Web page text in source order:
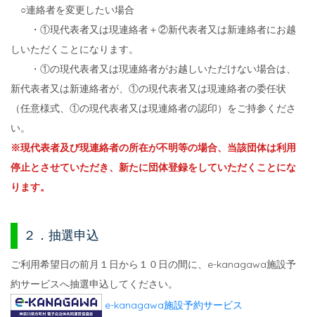
○連絡者を変更したい場合
・①現代表者又は現連絡者＋②新代表者又は新連絡者にお越
しいただくことになります。
・①の現代表者又は現連絡者がお越しいただけない場合は、
新代表者又は新連絡者が、①の現代表者又は現連絡者の委任状
（任意様式、①の現代表者又は現連絡者の認印）をご持参くださ
い。
※現代表者及び現連絡者の所在が不明等の場合、当該団体は利用
停止とさせていただき、新たに団体登録をしていただくことにな
ります。
２．抽選申込
ご利用希望日の前月１日から１０日の間に、e-kanagawa施設予
約サービスへ抽選申込してください。
e-kanagawa施設予約サービス